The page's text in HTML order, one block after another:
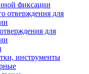
фиксации
для
инструменты